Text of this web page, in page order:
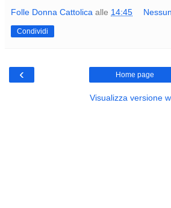
Folle Donna Cattolica alle 14:45
Condividi
‹ Home page
Visualizza versione